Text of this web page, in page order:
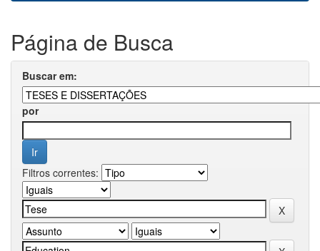
Página de Busca
Buscar em:
por
Filtros correntes: